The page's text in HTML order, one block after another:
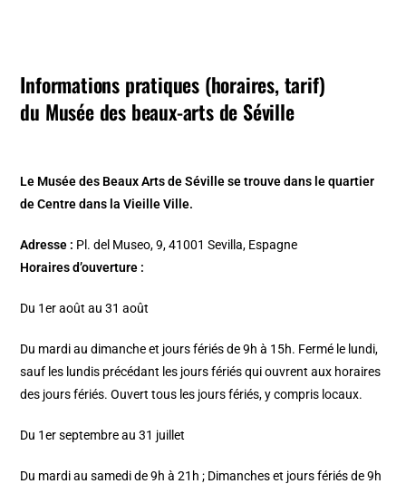
Informations pratiques (horaires, tarif)
du Musée des beaux-arts de Séville
Le Musée des Beaux Arts de Séville se trouve dans le quartier
de Centre dans la Vieille Ville.
Adresse : Pl. del Museo, 9, 41001 Sevilla, Espagne
Horaires d’ouverture :
Du 1er août au 31 août
Du mardi au dimanche et jours fériés de 9h à 15h. Fermé le lundi,
sauf les lundis précédant les jours fériés qui ouvrent aux horaires
des jours fériés. Ouvert tous les jours fériés, y compris locaux.
Du 1er septembre au 31 juillet
Du mardi au samedi de 9h à 21h ; Dimanches et jours fériés de 9h